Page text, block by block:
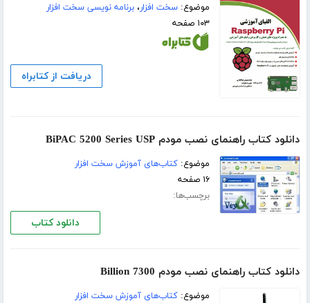
موضوع:سخت افزار،برنامه نویسی سخت افزار
۱۰۳ صفحه
دریافت از کتابراه
دانلود کتاب راهنمای نصب مودم BiPAC 5200 Series USP
موضوع:کتاب‌های آموزش سخت افزار
۱۶ صفحه
برچسب‌ها:
دانلود کتاب
دانلود کتاب راهنمای نصب مودم Billion 7300
موضوع:کتاب‌های آموزش سخت افزار